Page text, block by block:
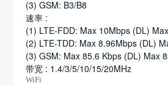
(3) GSM: B3/B8
速率 :
(1) LTE-FDD: Max 10Mbps (DL)
(2) LTE-TDD: Max 8.96Mbps (DL)
(3) GSM: Max 85.6 Kbps (DL) Max
带宽 : 1.4/3/5/10/15/20MHz
WiFi